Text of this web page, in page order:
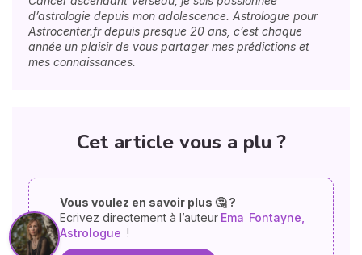
d’astrologie depuis mon adolescence. Astrologue pour
Astrocenter.fr depuis presque 20 ans, c’est chaque
année un plaisir de vous partager mes prédictions et
mes connaissances.
Cet article vous a plu ?
Vous voulez en savoir plus 🤔 ?
Ecrivez directement à l’auteur Ema Fontayne,
Astrologue !